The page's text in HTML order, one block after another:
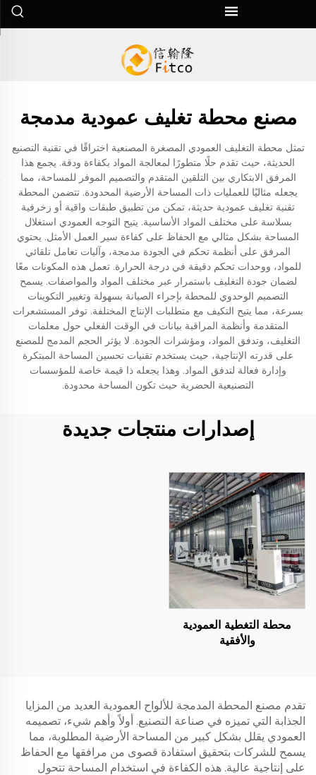
مصنع محطة تغليف عمودية مدمجة
تمثل محطة التغليف العمودي المصغرة المصنعية اختراقًا في تقنية التصنيع
الحديثة، حيث تقدم حلًا متطورًا لمعالجة المواد بكفاءة ودقة. يجمع هذا
المرفق الابتكاري بين التلقين المتقدم والتصميم الموفر للمساحة، مما
يجعله مثاليًا للعمليات ذات المساحة الأرضية المحدودة. تتضمن المحطة
تقنية تغليف عمودية حديثة، تمكن من تطبيق طبقات واقية أو زخرفية
بسلاسة على مختلف المواد الأساسية. يتيح التوجه العمودي استغلال
المساحة بشكل مثالي مع الحفاظ على كفاءة سير العمل الأمثل. يحتوي
المرفق على أنظمة تحكم في الجودة مدمجة، وآليات تعامل تلقائي
للمواد، ووحدات تحكم دقيقة في درجة الحرارة. تعمل هذه المكونات معًا
لضمان جودة التغليف باستمرار عبر مختلف المواد والمواصفات. يسمح
التصميم الوحدوي للمحطة بإجراء الصيانة بسهولة وتغيير التكوينات
بسرعة، مما يتيح التكيف مع متطلبات الإنتاج المختلفة. توفر المستشعرات
المتقدمة وأنظمة المراقبة بيانات في الوقت الفعلي حول معلمات
التغليف، وتدفق المواد، ومؤشرات الجودة. لا يؤثر الحجم المدمج للمصنع
على قدرته الإنتاجية، حيث يستخدم تقنيات تحسين المساحة المبتكرة
وإدارة فعالة لتدفق المواد. وهذا يجعله ذا قيمة خاصة للمؤسسات
التصنيعية الحضرية حيث تكون المساحة محدودة.
إصدارات منتجات جديدة
محطة التغطية العمودية
والأفقية
تقدم مصنع المحطة المدمجة للألواح العمودية العديد من المزايا
الجذابة التي تميزه في صناعة التصنيع. أولاً وأهم شيء، تصميمه
العمودي يقلل بشكل كبير من المساحة الأرضية المطلوبة، مما
يسمح للشركات بتحقيق استفادة قصوى من مرافقها مع الحفاظ
على إنتاجية عالية. هذه الكفاءة في استخدام المساحة تتحول